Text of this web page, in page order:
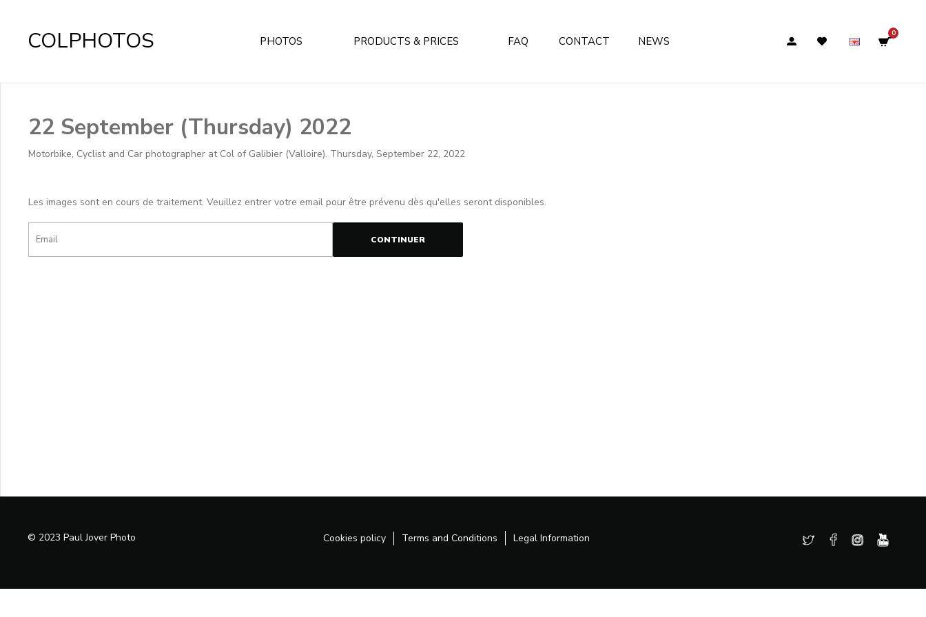
COLPHOTOS 0
PHOTOS PRODUCTS & PRICES FAQ CONTACT NEWS
22 September (Thursday) 2022
Motorbike, Cyclist and Car photographer at Col of Galibier (Valloire). Thursday, September 22, 2022
Les images sont en cours de traitement. Veuillez entrer votre email pour être prévenu dès qu'elles seront disponibles.
CONTINUER
© 2023 Paul Jover Photo Cookies policy Terms and Conditions Legal Information